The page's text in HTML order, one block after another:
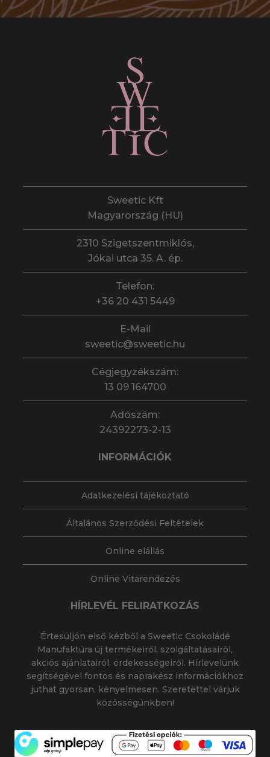
Sweetic Kft
Magyarország (HU)
2310 Szigetszentmiklós,
Jókai utca 35. A. ép.
Telefon:
+36 20 431 5449
E-Mail
sweetic@sweetic.hu
Cégjegyzékszám:
13 09 164700
Adószám:
24392273-2-13
INFORMÁCIÓK
Adatkezelési tájékoztató
Általános Szerződési Feltételek
Online elállás
Online Vitarendezés
HÍRLEVÉL FELIRATKOZÁS
Értesüljön első kézből a Sweetic Csokoládé
Manufaktúra új termékeiről, szolgáltatásairól,
akciós ajánlatairól, érdekességeiről. Hírlevelünk
segítségével fontos és naprakész információkhoz
juthat gyorsan, kényelmesen. Szeretettel várjuk
közösségünkben!